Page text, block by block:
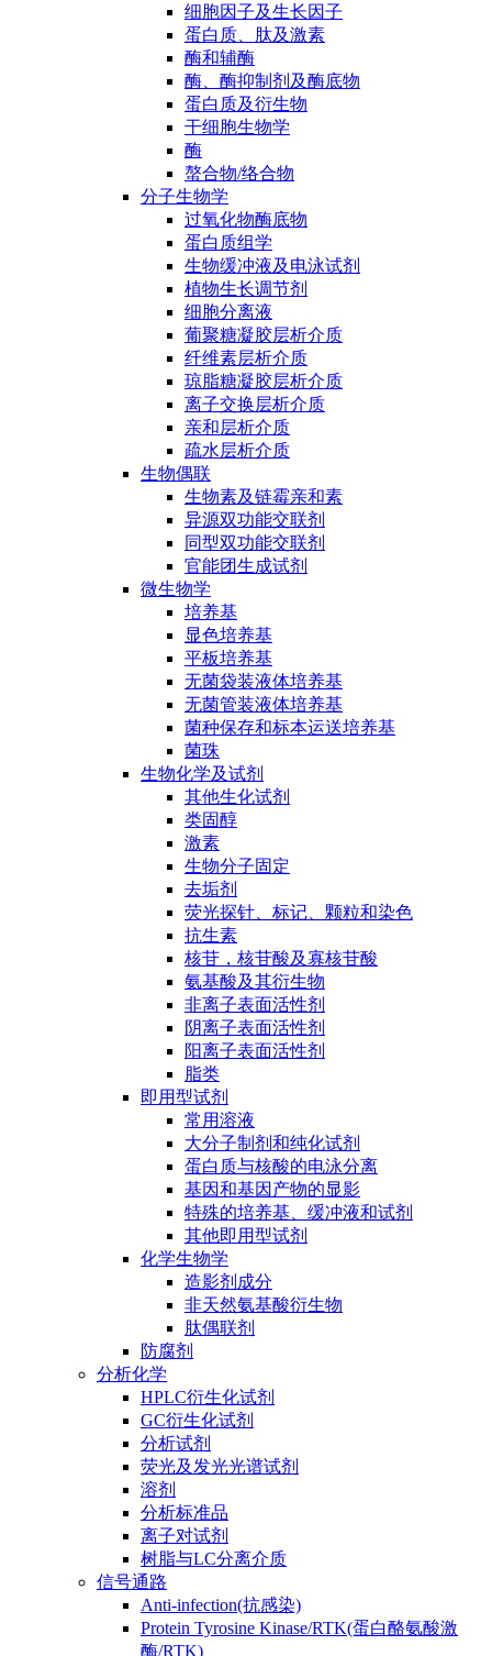
细胞因子及生长因子
蛋白质、肽及激素
酶和辅酶
酶、酶抑制剂及酶底物
蛋白质及衍生物
干细胞生物学
酶
螯合物/络合物
分子生物学
过氧化物酶底物
蛋白质组学
生物缓冲液及电泳试剂
植物生长调节剂
细胞分离液
葡聚糖凝胶层析介质
纤维素层析介质
琼脂糖凝胶层析介质
离子交换层析介质
亲和层析介质
疏水层析介质
生物偶联
生物素及链霉亲和素
异源双功能交联剂
同型双功能交联剂
官能团生成试剂
微生物学
培养基
显色培养基
平板培养基
无菌袋装液体培养基
无菌管装液体培养基
菌种保存和标本运送培养基
菌珠
生物化学及试剂
其他生化试剂
类固醇
激素
生物分子固定
去垢剂
荧光探针、标记、颗粒和染色
抗生素
核苷，核苷酸及寡核苷酸
氨基酸及其衍生物
非离子表面活性剂
阴离子表面活性剂
阳离子表面活性剂
脂类
即用型试剂
常用溶液
大分子制剂和纯化试剂
蛋白质与核酸的电泳分离
基因和基因产物的显影
特殊的培养基、缓冲液和试剂
其他即用型试剂
化学生物学
造影剂成分
非天然氨基酸衍生物
肽偶联剂
防腐剂
分析化学
HPLC衍生化试剂
GC衍生化试剂
分析试剂
荧光及发光光谱试剂
溶剂
分析标准品
离子对试剂
树脂与LC分离介质
信号通路
Anti-infection(抗感染)
Protein Tyrosine Kinase/RTK(蛋白酪氨酸激
酶/RTK)